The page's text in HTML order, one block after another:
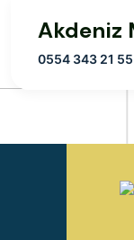
Akdeniz
0554 343 21 55